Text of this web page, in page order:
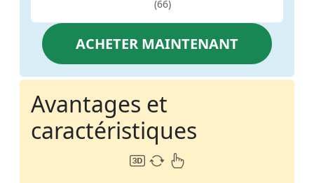
(66)
ACHETER MAINTENANT
Avantages et
caractéristiques